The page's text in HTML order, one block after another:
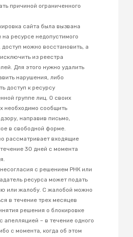
причиной ограниченного
сайта была вызвана
на ресурсе недопустимого
доступ можно восстановить, а
из реестра
Для этого нужно удалить
нарушения, либо
доступ к ресурсу
группе лиц. О своих
необходимо сообщить
направив письмо,
в свободной форме.
рассматривает входящие
30 дней с момента
с решением РНК или
ресурса может подать
или жалобу. С жалобой можно
в течение трех месяцев
решения о блокировке
апелляцией – в течение одного
с момента, когда об этом